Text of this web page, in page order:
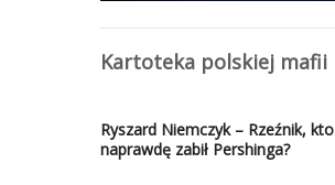
Kartoteka polskiej mafii
Ryszard Niemczyk – Rzeźnik, kto
naprawdę zabił Pershinga?